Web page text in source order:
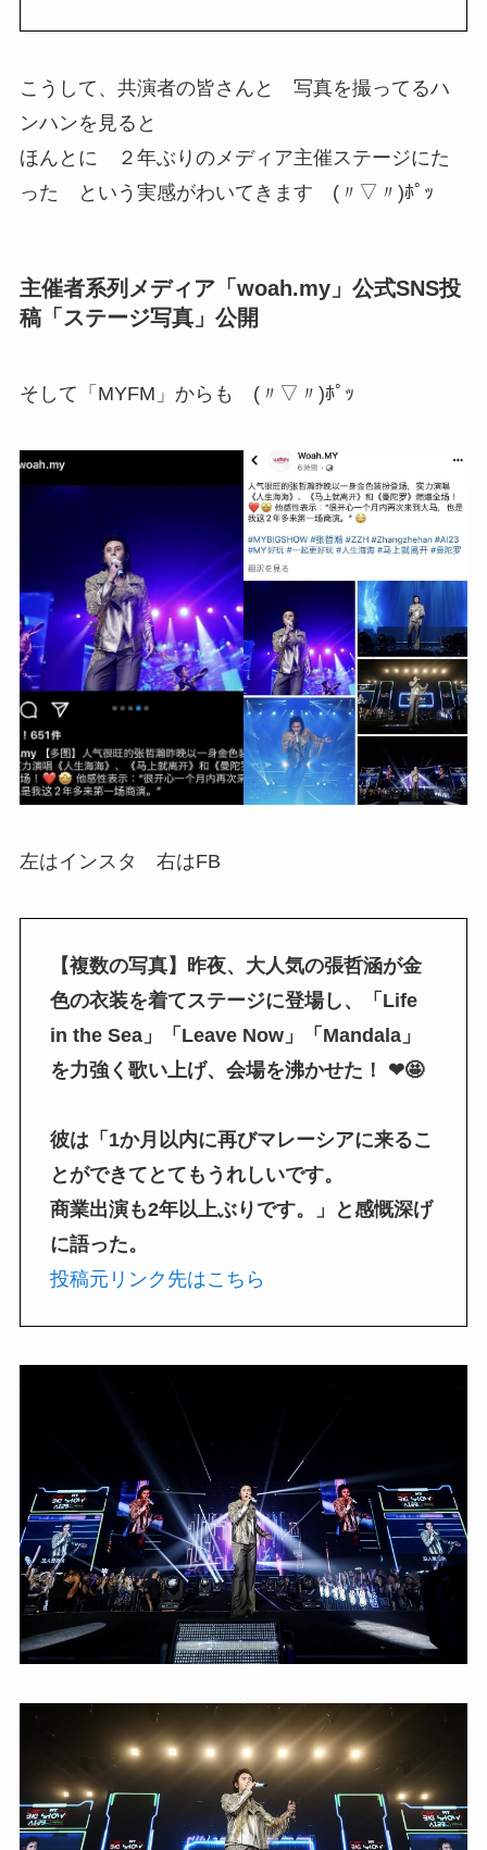
こうして、共演者の皆さんと 写真を撮ってるハ
ンハンを見ると
ほんとに ２年ぶりのメディア主催ステージにた
った という実感がわいてきます (〃▽〃)ﾎﾟｯ
主催者系列メディア「woah.my」公式SNS投
稿「ステージ写真」公開
そして「MYFM」からも (〃▽〃)ﾎﾟｯ
左はインスタ 右はFB
【複数の写真】昨夜、大人気の張哲涵が金
色の衣装を着てステージに登場し、「Life
in the Sea」「Leave Now」「Mandala」
を力強く歌い上げ、会場を沸かせた！ ❤🤩
彼は「1か月以内に再びマレーシアに来るこ
とができてとてもうれしいです。
商業出演も2年以上ぶりです。」と感慨深げ
に語った。
投稿元リンク先はこちら